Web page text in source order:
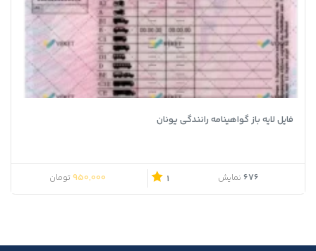
فایل لایه باز گواهینامه رانندگی یونان
676 نمایش 1
950,000تومان